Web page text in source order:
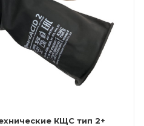
КЩС тип 2+